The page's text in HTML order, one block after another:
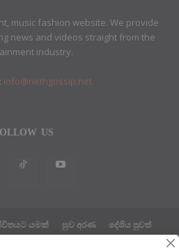
music fashion website. We provide
news and videos straight from the
industry.
info@nethgossip.net
US
යමක් සුව අරණ
දේශිය පුවත්